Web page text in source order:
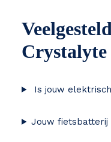
Is jouw
Jouw fietsbatterij